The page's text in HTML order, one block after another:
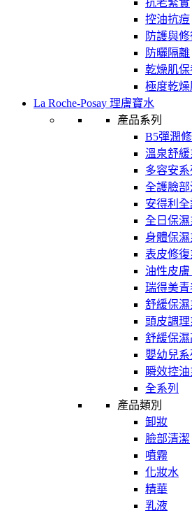
抗老緊實
控油抗痘
防護與修
防曬隔離
乾燥肌保
極度乾
La Roche-Posay 理膚寶水
產品系列
B5彈潤
溫泉舒緩
多容安系
全護臉部
安得利全
全日保濕
身體保濕
表皮修復
油性皮膚
瑞得美青
舒緩保濕
頭皮調理
舒緩保濕
嬰幼兒系
瞬效控油
全系列
產品類別
卸妝
臉部清潔
噴霧
化妝水
精華
乳液